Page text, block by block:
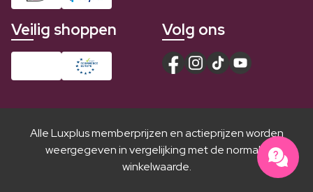
Veilig shoppen Volg ons
Alle Luxplus memberprijzen en actieprijzen worden
weergegeven in vergelijking met de normale
winkelwaarde.